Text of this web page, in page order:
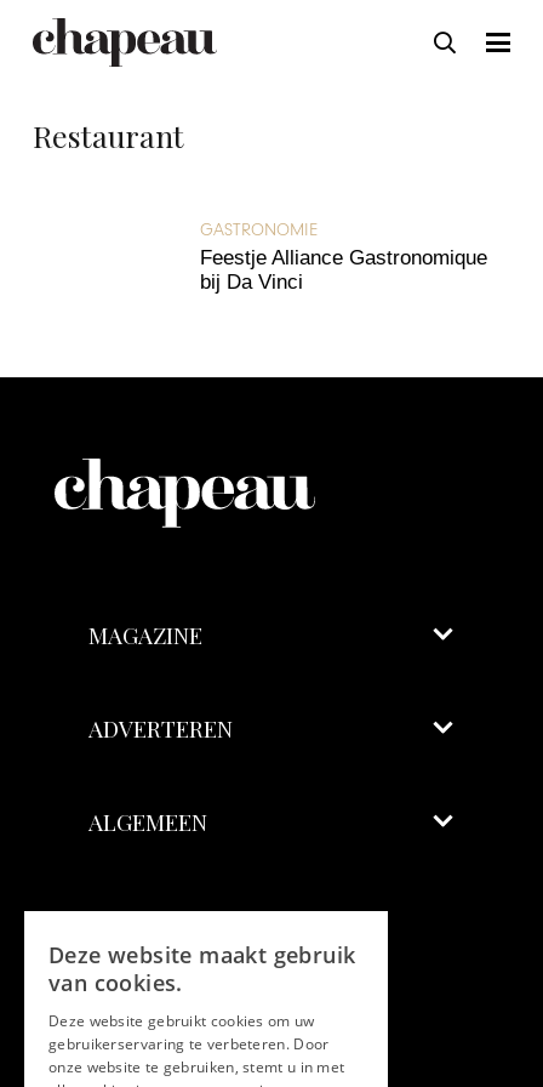
Restaurant
GASTRONOMIE
Feestje Alliance Gastronomique
bij Da Vinci
MAGAZINE
ADVERTEREN
ALGEMEEN
Facebook
Twitter
Deze website maakt gebruik
van cookies.
Deze website gebruikt cookies om uw
gebruikerservaring te verbeteren. Door
onze website te gebruiken, stemt u in met